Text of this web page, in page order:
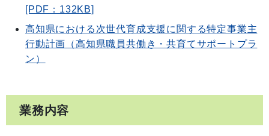
[PDF：132KB]
高知県における次世代育成支援に関する特定事業主
行動計画（高知県職員共働き・共育てサポートプラ
ン）
業務内容